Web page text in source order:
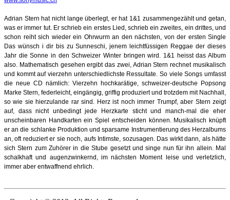
Adrian Stern hat nicht lange überlegt, er hat 1&1 zusammengezählt und getan,
was er immer tut. Er schrieb ein erstes Lied, schrieb ein zweites, ein drittes, und
schon reiht sich wieder ein Ohrwurm an den nächsten, von der ersten Single
Das wünsch i dir bis zuSunneschi, jenem leichtfüssigen Reggae der dieses
Jahr die Sonne in den Schweizer Winter bringen wird. 1&1 heisst das Album
also. Mathematisch gesehen ergibt das zwei, Adrian Stern rechnet musikalisch
und kommt auf vierzehn unterschiedlichste Ressultate. So viele Songs umfasst
die neue CD nämlich: Vierzehn hochkarätige, schweizer-deutsche Popsong
Marke Stern, federleicht, eingängig, griffig produziert und trotzdem mit Nachhall,
so wie sie hierzulande rar sind. Herz ist noch immer Trumpf, aber Stern zeigt
auf, dass nicht unbedingt jede
Herzkarte sticht und manch-mal die eher
unscheinbaren Handkarten ein Spiel entscheiden können. Musikalisch knüpft
er an die schlanke Produktion und sparsame Instrumentierung des Herzalbums
an, oft reduziert er sie noch, aufs Intimste, sozusagen. Das wirkt dann, als hätte
sich Stern zum Zuhörer in die Stube gesetzt und singe nun für ihn allein. Mal
schalkhaft und
augenzwinkernd, im nächsten Moment leise und verletzlich,
immer aber entwaffnend ehrlich.